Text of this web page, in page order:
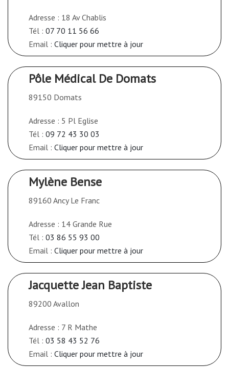
Adresse : 18 Av Chablis
Tél : 07 70 11 56 66
Email : Cliquer pour mettre à jour
Pôle Médical De Domats
89150 Domats
Adresse : 5 Pl Eglise
Tél : 09 72 43 30 03
Email : Cliquer pour mettre à jour
Mylène Bense
89160 Ancy Le Franc
Adresse : 14 Grande Rue
Tél : 03 86 55 93 00
Email : Cliquer pour mettre à jour
Jacquette Jean Baptiste
89200 Avallon
Adresse : 7 R Mathe
Tél : 03 58 43 52 76
Email : Cliquer pour mettre à jour